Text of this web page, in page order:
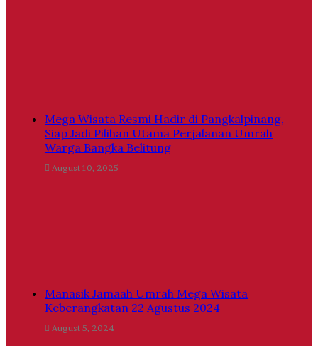
Mega Wisata Resmi Hadir di Pangkalpinang,
Siap Jadi Pilihan Utama Perjalanan Umrah
Warga Bangka Belitung
August 10, 2025
Manasik Jamaah Umrah Mega Wisata
Keberangkatan 22 Agustus 2024
August 5, 2024